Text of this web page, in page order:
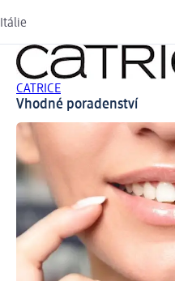
Itálie
CATRICE
Vhodné poradenství